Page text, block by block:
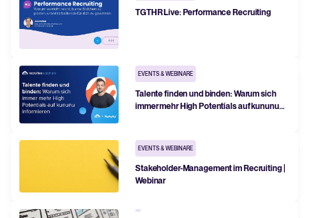
Lesen TGTHR Live: Performance Recruiting
EVENTS & WEBINARE
Talente finden und binden: Warum sich
immer mehr High Potentials auf kununu
EVENTS & WEBINARE
Stakeholder-Management im Recruiting |
Webinar